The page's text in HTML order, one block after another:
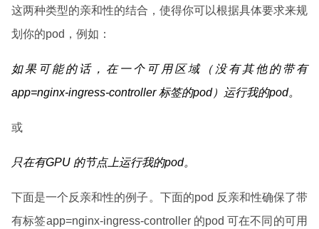
这两种类型的亲和性的结合，使得你可以根据具体要求来规
划你的pod，例如：
如果可能的话，在一个可用区域（没有其他的带有
app=nginx-ingress-controller 标签的pod）运行我的pod。
或
只在有GPU 的节点上运行我的pod。
下面是一个反亲和性的例子。下面的pod 反亲和性确保了带
有标签app=nginx-ingress-controller 的pod 可在不同的可用